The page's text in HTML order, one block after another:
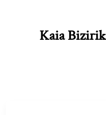
Kaia Bizirik